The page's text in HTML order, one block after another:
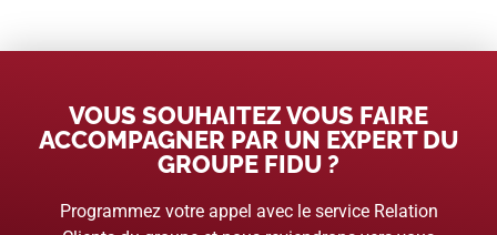
VOUS SOUHAITEZ VOUS FAIRE
ACCOMPAGNER PAR UN EXPERT DU
GROUPE FIDU ?
Programmez votre appel avec le service Relation